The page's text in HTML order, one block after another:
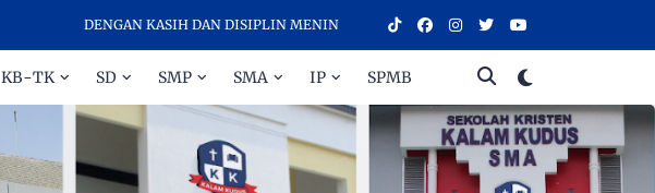
DENGAN KASIH DAN DISIPLIN MENINGKATKAN PRESTASI - SELAMAT DATANG DI
KB-TK SD SMP SMA IP SPMB